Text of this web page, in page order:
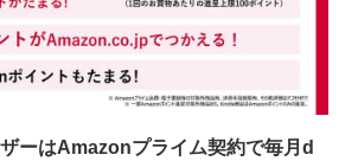
ザーはAmazonプライム契約で毎月d